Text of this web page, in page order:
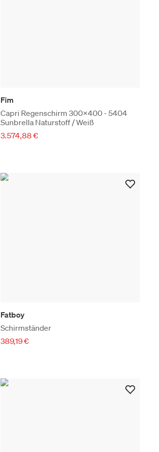
Fim
Capri Regenschirm 300x400 - 5404
Sunbrella Naturstoff / Weiß
3.574,88 €
Fatboy
Schirmständer
389,19 €